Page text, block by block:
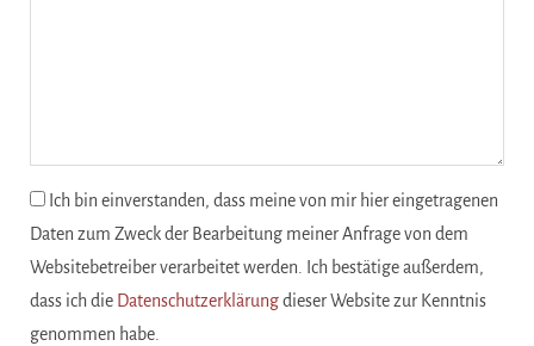
Ich bin einverstanden, dass meine von mir hier eingetragenen
Daten zum Zweck der Bearbeitung meiner Anfrage von dem
Websitebetreiber verarbeitet werden. Ich bestätige außerdem,
dass ich die Datenschutzerklärungdieser Website zur Kenntnis
genommen habe.